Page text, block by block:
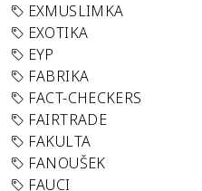
EXMUSLIMKA
EXOTIKA
EYP
FABRIKA
FACT-CHECKERS
FAIRTRADE
FAKULTA
FANOUŠEK
FAUCI